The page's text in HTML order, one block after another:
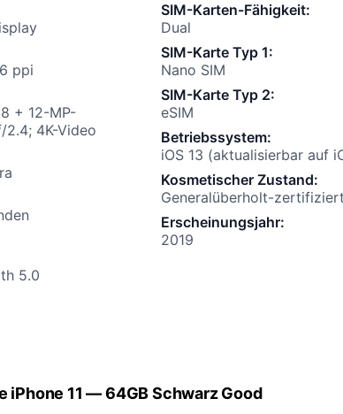
ppi
+ 12-MP-
4K-Video
5.0
SIM-Karten-Fähigkeit:
Dual
SIM-Karte Typ 1:
Nano SIM
SIM-Karte Typ 2:
eSIM
Betriebssystem:
iOS 13 (aktualisierbar auf
Kosmetischer Zustand:
Generalüberholt-zertifiziert
Erscheinungsjahr:
2019
iPhone 11 — 64GB Schwarz Good